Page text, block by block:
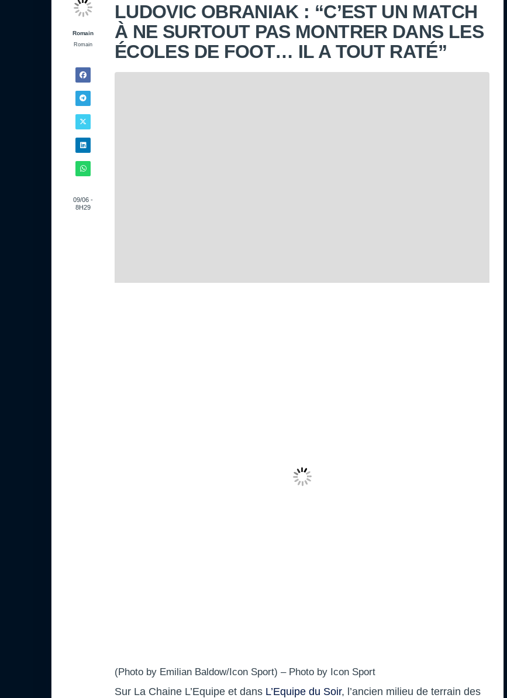
Romain
Romain
09/06 -
8H29
LUDOVIC OBRANIAK : “C’EST UN MATCH
À NE SURTOUT PAS MONTRER DANS LES
ÉCOLES DE FOOT… IL A TOUT RATÉ”
(Photo by Emilian Baldow/Icon Sport) – Photo by Icon Sport
Sur La Chaine L’Equipe et dans L’Equipe du Soir, l’ancien milieu de terrain des